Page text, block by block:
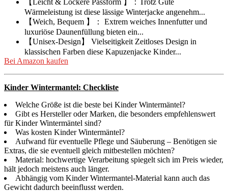
Wärmeleistung ist diese lässige Winterjacke angenehm...
【Weich, Bequem 】： Extrem weiches Innenfutter und
luxuriöse Daunenfüllung bieten ein...
【Unisex-Design】 Vielseitigkeit Zeitloses Design in
klassischen Farben diese Kapuzenjacke Kinder...
Bei Amazon kaufen
Kinder Wintermantel: Checkliste
Welche Größe ist die beste bei Kinder Wintermäntel?
Gibt es Hersteller oder Marken, die besonders empfehlenswert
für Kinder Wintermäntel sind?
Was kosten Kinder Wintermäntel?
Aufwand für eventuelle Pflege und Säuberung – Benötigen sie
Extras, die sie eventuell gleich mitbestellen möchten?
Material: hochwertige Verarbeitung spiegelt sich im Preis wieder,
hält jedoch meistens auch länger.
Abhängig vom Kinder Wintermantel-Material kann auch das
Gewicht dadurch beeinflusst werden.